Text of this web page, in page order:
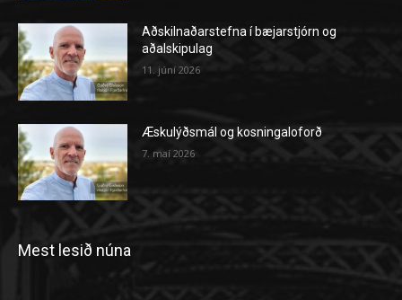
Aðskilnaðarstefna í bæjarstjórn og
aðalskipulag
11. júní 2026
Æskulýðsmál og kosningaloforð
7. maí 2026
Mest lesið núna